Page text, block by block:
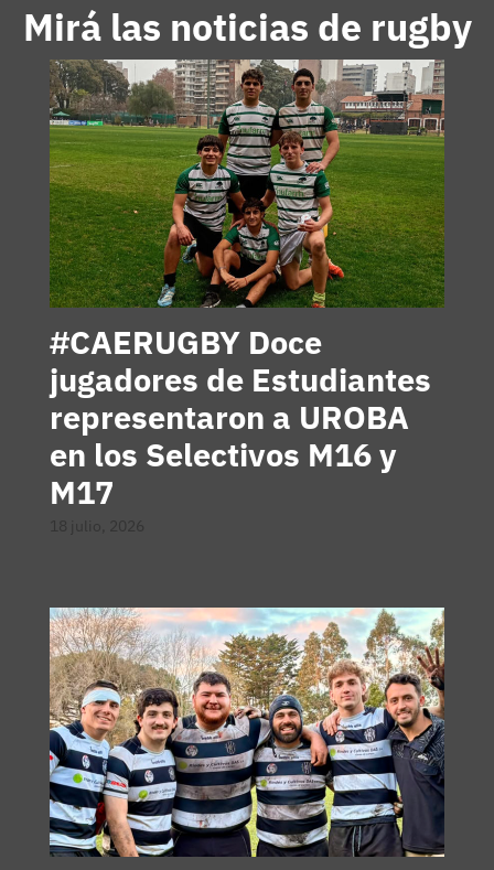
Mirá las noticias de rugby
#CAERUGBY Doce
jugadores de Estudiantes
representaron a UROBA
en los Selectivos M16 y
M17
18 julio, 2026